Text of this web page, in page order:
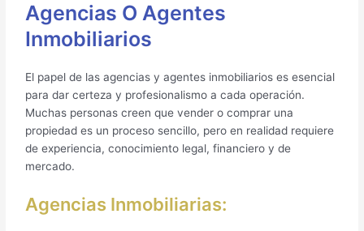
Agencias O Agentes
Inmobiliarios
El papel de las agencias y agentes inmobiliarios es esencial
para dar certeza y profesionalismo a cada operación.
Muchas personas creen que vender o comprar una
propiedad es un proceso sencillo, pero en realidad requiere
de experiencia, conocimiento legal, financiero y de
mercado.
Agencias Inmobiliarias: